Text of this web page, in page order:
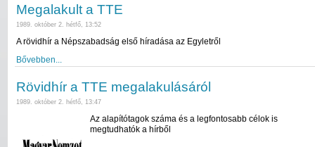
Megalakult a TTE
1989. október 2. hétfő, 13:52
A rövidhír a Népszabadság első híradása az Egyletről
Bővebben...
Rövidhír a TTE megalakulásáról
1989. október 2. hétfő, 13:47
Az alapítótagok száma és a legfontosabb célok is
megtudhatók a hírből